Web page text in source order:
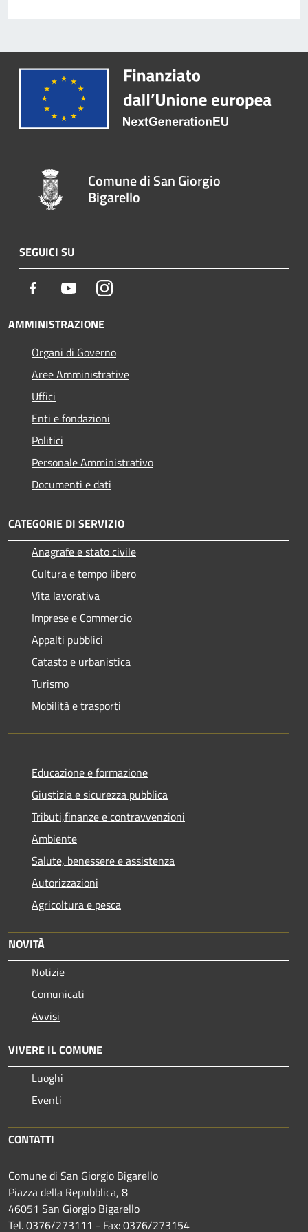
Comune di San Giorgio
Bigarello
SEGUICI SU
Facebook YoutubeInstagram
AMMINISTRAZIONE
Organi di Governo
Aree Amministrative
Uffici
Enti e fondazioni
Politici
Personale Amministrativo
Documenti e dati
CATEGORIE DI SERVIZIO
Anagrafe e stato civile
Cultura e tempo libero
Vita lavorativa
Imprese e Commercio
Appalti pubblici
Catasto e urbanistica
Turismo
Mobilità e trasporti
Educazione e formazione
Giustizia e sicurezza pubblica
Tributi,finanze e contravvenzioni
Ambiente
Salute, benessere e assistenza
Autorizzazioni
Agricoltura e pesca
NOVITÀ
Notizie
Comunicati
Avvisi
VIVERE IL COMUNE
Luoghi
Eventi
CONTATTI
Comune di San Giorgio Bigarello
Piazza della Repubblica, 8
46051 San Giorgio Bigarello
Tel. 0376/273111 - Fax: 0376/273154